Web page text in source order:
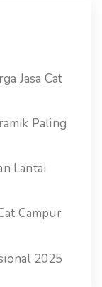
Jasa Cat
Paling
Lantai
Campur
2025